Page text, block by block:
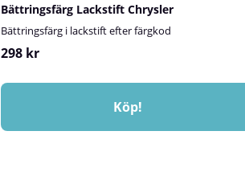
Bättringsfärg Lackstift Chrysler
Bättringsfärg i lackstift efter färgkod
298 kr
Köp!